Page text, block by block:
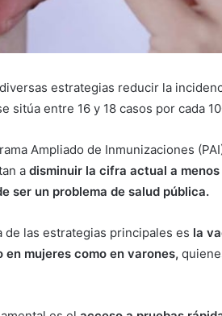
estrategias reducir la
sitúa entre 16 y 18 casos por cada
Ampliado de Inmunizaciones
a disminuir la cifra actual a
ser un problema de salud pública.
de las estrategias principales es la
en mujeres como en varones,